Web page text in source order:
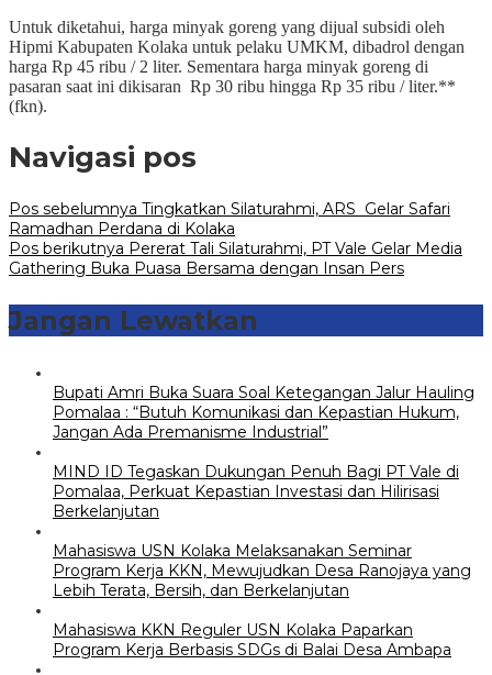
Untuk diketahui, harga minyak goreng yang dijual subsidi oleh
Hipmi Kabupaten Kolaka untuk pelaku UMKM, dibadrol dengan
harga Rp 45 ribu / 2 liter. Sementara harga minyak goreng di
pasaran saat ini dikisaran Rp 30 ribu hingga Rp 35 ribu / liter.**
(fkn).
Navigasi pos
Pos sebelumnya Tingkatkan Silaturahmi, ARS Gelar Safari
Ramadhan Perdana di Kolaka
Pos berikutnya Pererat Tali Silaturahmi, PT Vale Gelar Media
Gathering Buka Puasa Bersama dengan Insan Pers
Jangan Lewatkan
Bupati Amri Buka Suara Soal Ketegangan Jalur Hauling
Pomalaa : “Butuh Komunikasi dan Kepastian Hukum,
Jangan Ada Premanisme Industrial”
MIND ID Tegaskan Dukungan Penuh Bagi PT Vale di
Pomalaa, Perkuat Kepastian Investasi dan Hilirisasi
Berkelanjutan
Mahasiswa USN Kolaka Melaksanakan Seminar
Program Kerja KKN, Mewujudkan Desa Ranojaya yang
Lebih Terata, Bersih, dan Berkelanjutan
Mahasiswa KKN Reguler USN Kolaka Paparkan
Program Kerja Berbasis SDGs di Balai Desa Ambapa